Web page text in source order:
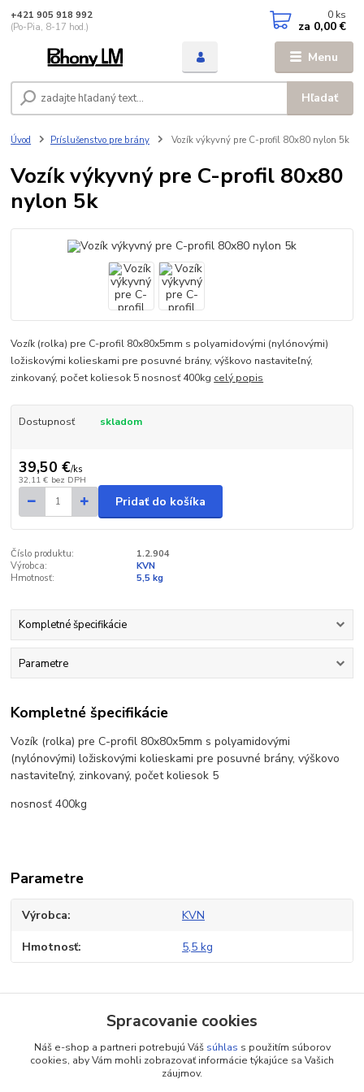
Menu
Hľadať
+421 905 918 992
(Po-Pia, 8-17 hod.)
0 ks
za 0,00 €
Úvod Príslušenstvo pre brány Vozík výkyvný pre C-profil 80x80 nylon 5k
Vozík výkyvný pre C-profil 80x80
nylon 5k
Vozík (rolka) pre C-profil 80x80x5mm s polyamidovými (nylónovými)
ložiskovými kolieskami pre posuvné brány, výškovo nastaviteľný,
zinkovaný, počet koliesok 5 nosnosť 400kg celý popis
Dostupnosť skladom
39,50 €/ks
32,11 € bez DPH
Pridať do košíka
Číslo produktu:
1.2.904
Výrobca:
KVN
Hmotnosť:
5,5 kg
Kompletné špecifikácie
Parametre
Kompletné špecifikácie
Vozík (rolka) pre C-profil 80x80x5mm s polyamidovými
(nylónovými) ložiskovými kolieskami pre posuvné brány, výškovo
nastaviteľný, zinkovaný, počet koliesok 5
nosnosť 400kg
Parametre
Výrobca KVN
Hmotnosť 5,5 kg
Tovar zaradený v kategóriách
Príslušenstvo pre brány
Pohony pre posuvné brány
Spracovanie cookies
Náš e-shop a partneri potrebujú Váš súhlas s použitím súborov
cookies, aby Vám mohli zobrazovať informácie týkajúce sa Vašich
záujmov.